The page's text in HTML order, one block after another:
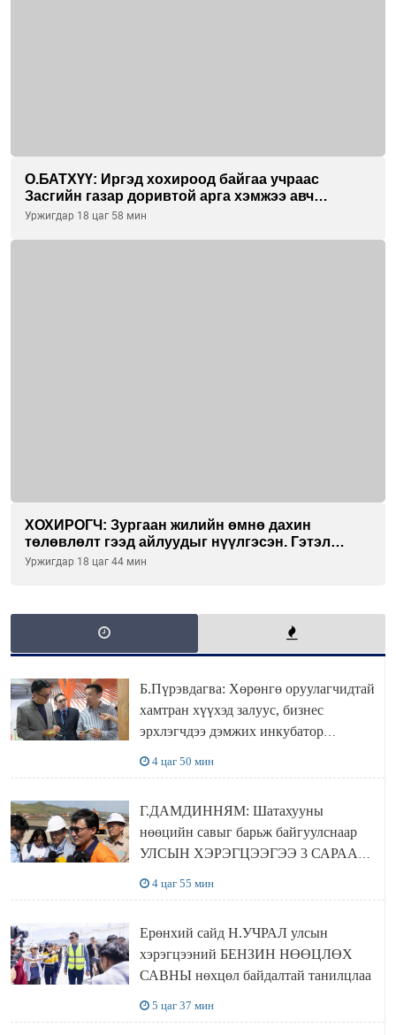
О.БАТХҮҮ: Иргэд хохироод байгаа учраас
Засгийн газар доривтой арга хэмжээ авч
ажиллана
Уржигдар 18 цаг 58 мин
ХОХИРОГЧ: Зургаан жилийн өмнө дахин
төлөвлөлт гээд айлуудыг нүүлгэсэн. Гэтэл
одоог хүртэл хашаа байшин ч байхгүй, орон
Уржигдар 18 цаг 44 мин
Б.Пүрэвдагва: Хөрөнгө оруулагчидтай
хамтран хүүхэд залуус, бизнес
эрхлэгчдээ дэмжих инкубатор
4 цаг 50 мин
Г.ДАМДИННЯМ: Шатахууны
нөөцийн савыг барьж байгуулснаар
УЛСЫН ХЭРЭГЦЭЭГЭЭ 3 САРААР
4 цаг 55 мин
Ерөнхий сайд Н.УЧРАЛ улсын
хэрэгцээний БЕНЗИН НӨӨЦЛӨХ
САВНЫ нөхцөл байдалтай танилцлаа
5 цаг 37 мин